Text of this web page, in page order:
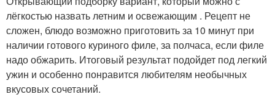
лёгкостью назвать летним и освежающим . Рецепт не
сложен, блюдо возможно приготовить за 10 минут при
наличии готового куриного филе, за полчаса, если филе
надо обжарить. Итоговый результат подойдет под легкий
ужин и особенно понравится любителям необычных
вкусовых сочетаний.